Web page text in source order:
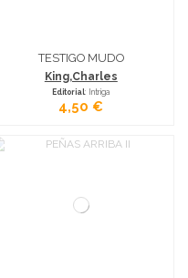
TESTIGO MUDO
King,Charles
Editorial: Intriga
4,50 €